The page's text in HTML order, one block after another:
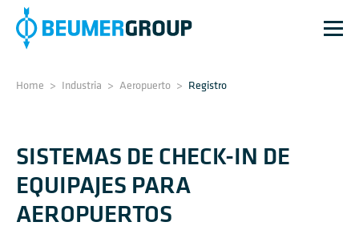
Home > Industria > Aeropuerto > Registro
SISTEMAS DE CHECK-IN DE
EQUIPAJES PARA
AEROPUERTOS